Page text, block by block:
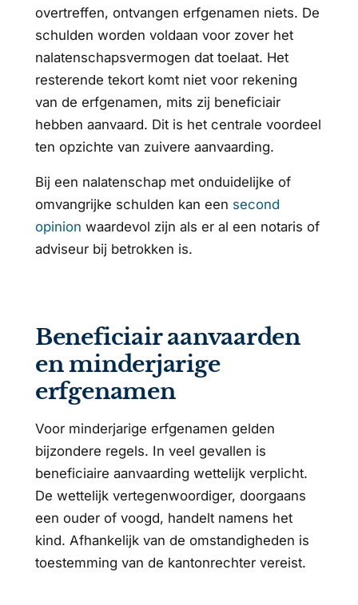
overtreffen, ontvangen erfgenamen niets. De
schulden worden voldaan voor zover het
nalatenschapsvermogen dat toelaat. Het
resterende tekort komt niet voor rekening
van de erfgenamen, mits zij beneficiair
hebben aanvaard. Dit is het centrale voordeel
ten opzichte van zuivere aanvaarding.
Bij een nalatenschap met onduidelijke of
omvangrijke schulden kan een second
opinion waardevol zijn als er al een notaris of
adviseur bij betrokken is.
Beneficiair aanvaarden
en minderjarige
erfgenamen
Voor minderjarige erfgenamen gelden
bijzondere regels. In veel gevallen is
beneficiaire aanvaarding wettelijk verplicht.
De wettelijk vertegenwoordiger, doorgaans
een ouder of voogd, handelt namens het
kind. Afhankelijk van de omstandigheden is
toestemming van de kantonrechter vereist.